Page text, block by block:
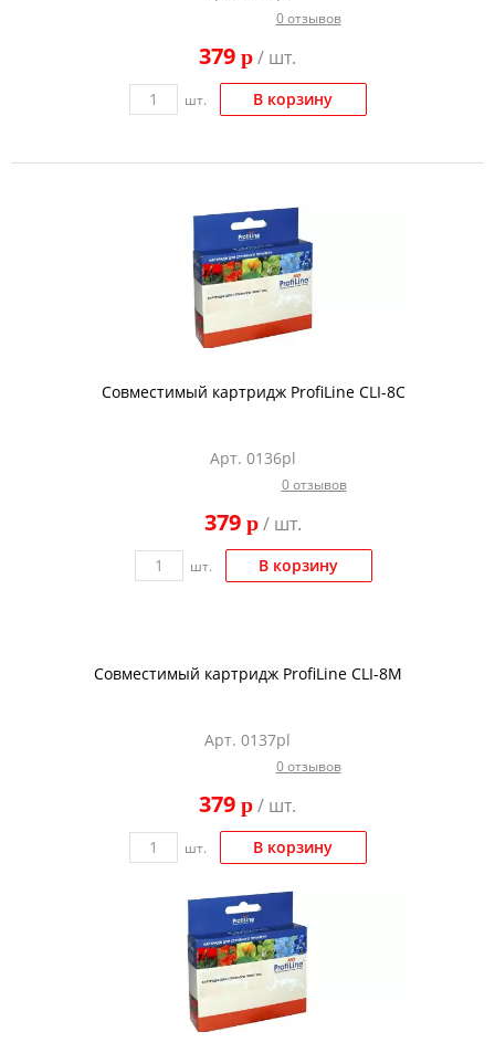
0 отзывов
379 p/ шт.
шт. В корзину
Совместимый картридж ProfiLine CLI-8C
Арт. 0136pl
0 отзывов
379 p/ шт.
шт. В корзину
Совместимый картридж ProfiLine CLI-8M
Арт. 0137pl
0 отзывов
379 p/ шт.
шт. В корзину